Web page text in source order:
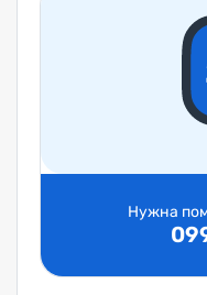
Нужна